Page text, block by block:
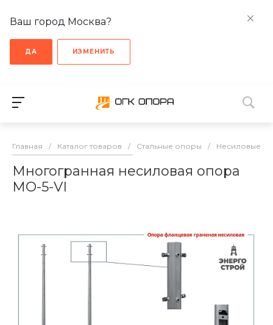
Ваш город Москва?
ДА ИЗМЕНИТЬ
Главная / Каталог товаров / Стальные опоры / Несиловые
Многогранная несиловая опора
МО-5-VI